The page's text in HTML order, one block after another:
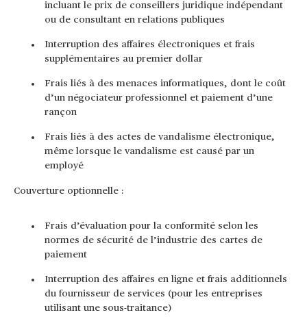
incluant le prix de conseillers juridique indépendant
ou de consultant en relations publiques
Interruption des affaires électroniques et frais
supplémentaires au premier dollar
Frais liés à des menaces informatiques, dont le coût
d’un négociateur professionnel et paiement d’une
rançon
Frais liés à des actes de vandalisme électronique,
même lorsque le vandalisme est causé par un
employé
Couverture optionnelle :
Frais d’évaluation pour la conformité selon les
normes de sécurité de l’industrie des cartes de
paiement
Interruption des affaires en ligne et frais additionnels
du fournisseur de services (pour les entreprises
utilisant une sous-traitance)